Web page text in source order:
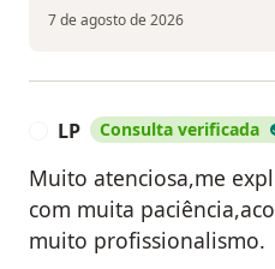
7 de agosto de 2026
LP Consulta verificada
Muito atenciosa,me
com muita
muito profissionalismo.